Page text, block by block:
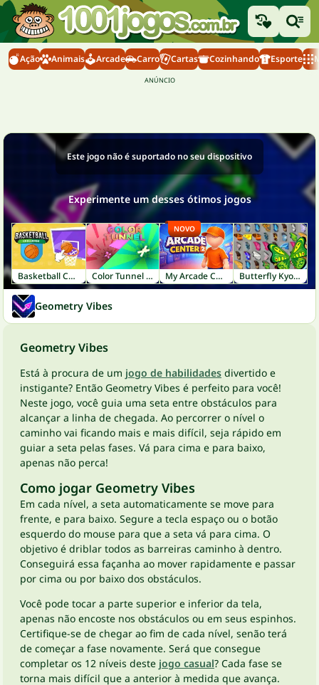
Ação Animais Arcade Carro Cartas Cozinhando Esporte
Este jogo não é suportado no seu dispositivo
Experimente um desses ótimos jogos
Basketball Challenge Color Tunnel FM My Arcade Center 2
NOVO
Butterfly Kyodai
Geometry Vibes
Geometry Vibes
Está à procura de um jogo de habilidades divertido e
instigante? Então Geometry Vibes é perfeito para você!
Neste jogo, você guia uma seta entre obstáculos para
alcançar a linha de chegada. Ao percorrer o nível o
caminho vai ficando mais e mais difícil, seja rápido em
guiar a seta pelas fases. Vá para cima e para baixo,
apenas não perca!
Como jogar Geometry Vibes
Em cada nível, a seta automaticamente se move para
frente, e para baixo. Segure a tecla espaço ou o botão
esquerdo do mouse para que a seta vá para cima. O
objetivo é driblar todos as barreiras caminho à dentro.
Conseguirá essa façanha ao mover rapidamente e passar
por cima ou por baixo dos obstáculos.
Você pode tocar a parte superior e inferior da tela,
apenas não encoste nos obstáculos ou em seus espinhos.
Certifique-se de chegar ao fim de cada nível, senão terá
de começar a fase novamente. Será que consegue
completar os 12 níveis deste jogo casual? Cada fase se
torna mais difícil que a anterior à medida que avança.